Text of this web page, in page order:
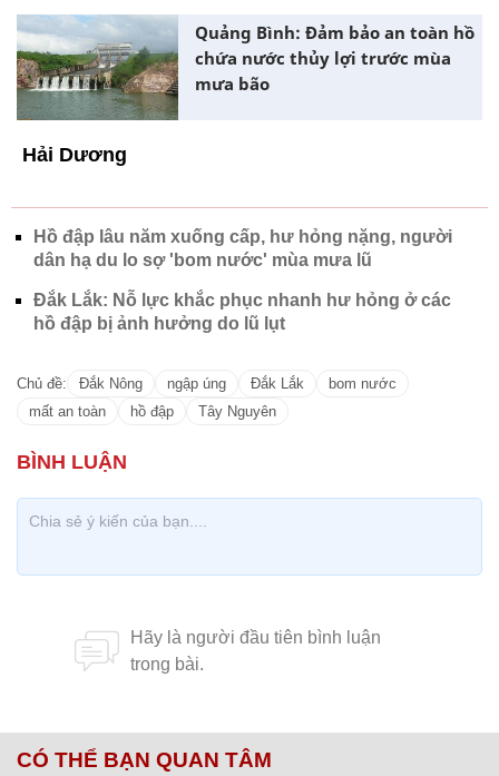
Quảng Bình: Đảm bảo an toàn hồ
chứa nước thủy lợi trước mùa
mưa bão
Hải Dương
Hồ đập lâu năm xuống cấp, hư hỏng nặng, người
dân hạ du lo sợ 'bom nước' mùa mưa lũ
Đắk Lắk: Nỗ lực khắc phục nhanh hư hỏng ở các
hồ đập bị ảnh hưởng do lũ lụt
Chủ đề: Đắk Nông ngập úng Đắk Lắk
bom nước
mất an toàn
hồ đập Tây Nguyên
CÓ THỂ BẠN QUAN TÂM